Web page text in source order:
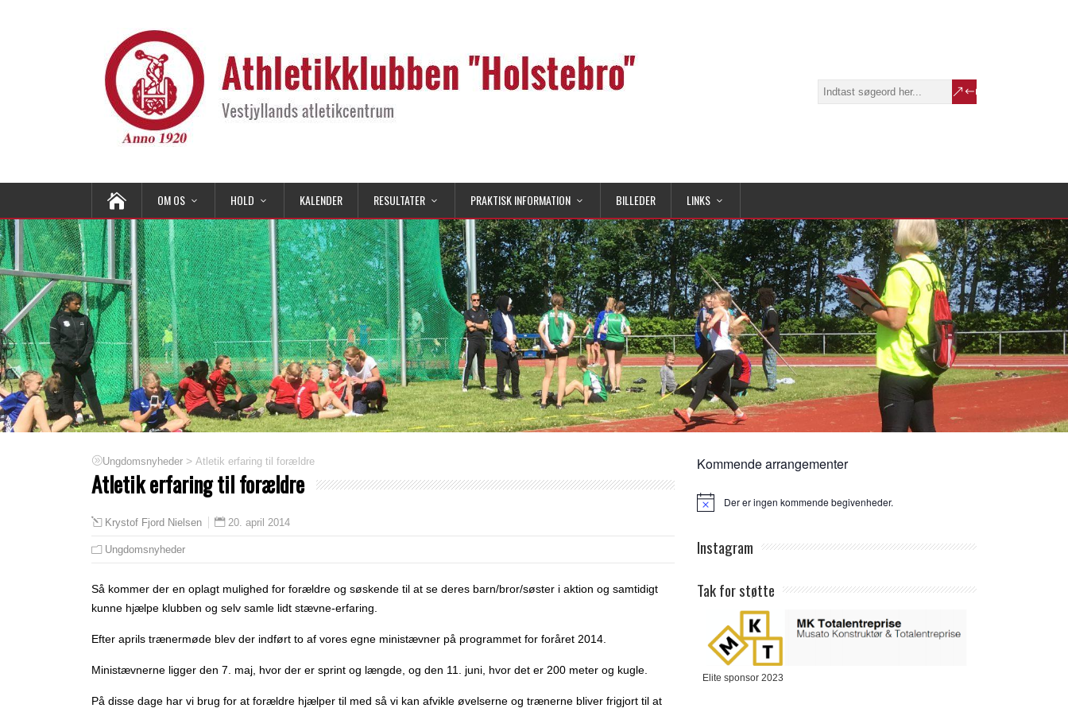
OM OS HOLD KALENDER RESULTATER PRAKTISK INFORMATION BILLEDER LINKS
Ungdomsnyheder > Atletik erfaring til forældre
Atletik erfaring til forældre
Krystof Fjord Nielsen 20. april 2014
Ungdomsnyheder
Så kommer der en oplagt mulighed for forældre og søskende til at se deres barn/bror/søster i aktion og samtidigt
kunne hjælpe klubben og selv samle lidt stævne-erfaring.
Efter aprils trænermøde blev der indført to af vores egne ministævner på programmet for foråret 2014.
Ministævnerne ligger den 7. maj, hvor der er sprint og længde, og den 11. juni, hvor det er 200 meter og kugle.
På disse dage har vi brug for at forældre hjælper til med så vi kan afvikle øvelserne og trænerne bliver frigjort til at
Kommende arrangementer
Notice Der er ingen kommende begivenheder.
Instagram
Tak for støtte
Elite sponsor 2023